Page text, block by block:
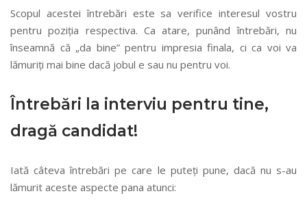
Scopul acestei întrebări este sa verifice interesul vostru
pentru poziția respectiva. Ca atare, punând întrebări, nu
înseamnă că „da bine” pentru impresia finala, ci ca voi va
lămuriți mai bine dacă jobul e sau nu pentru voi.
Întrebări la interviu pentru tine,
dragă candidat!
Iată câteva întrebări pe care le puteți pune, dacă nu s-au
lămurit aceste aspecte pana atunci: